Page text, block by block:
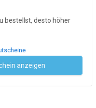
bestellst, desto höher
anzeigen